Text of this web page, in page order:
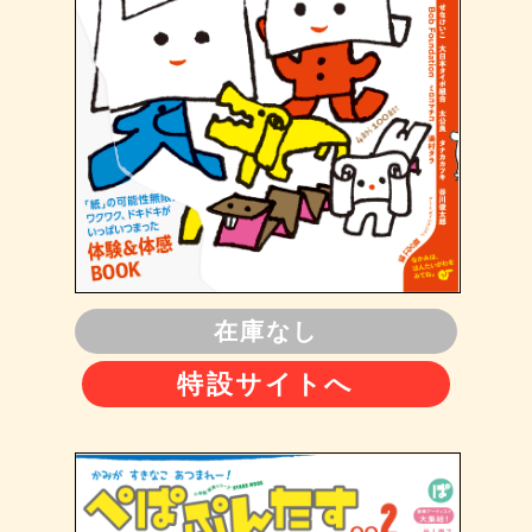
在庫なし
特設サイトへ